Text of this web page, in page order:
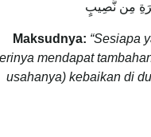
مِن نَّصِيبٍ
Maksudnya: “Sesiapa
mendapat
usahanya) kebaikan di